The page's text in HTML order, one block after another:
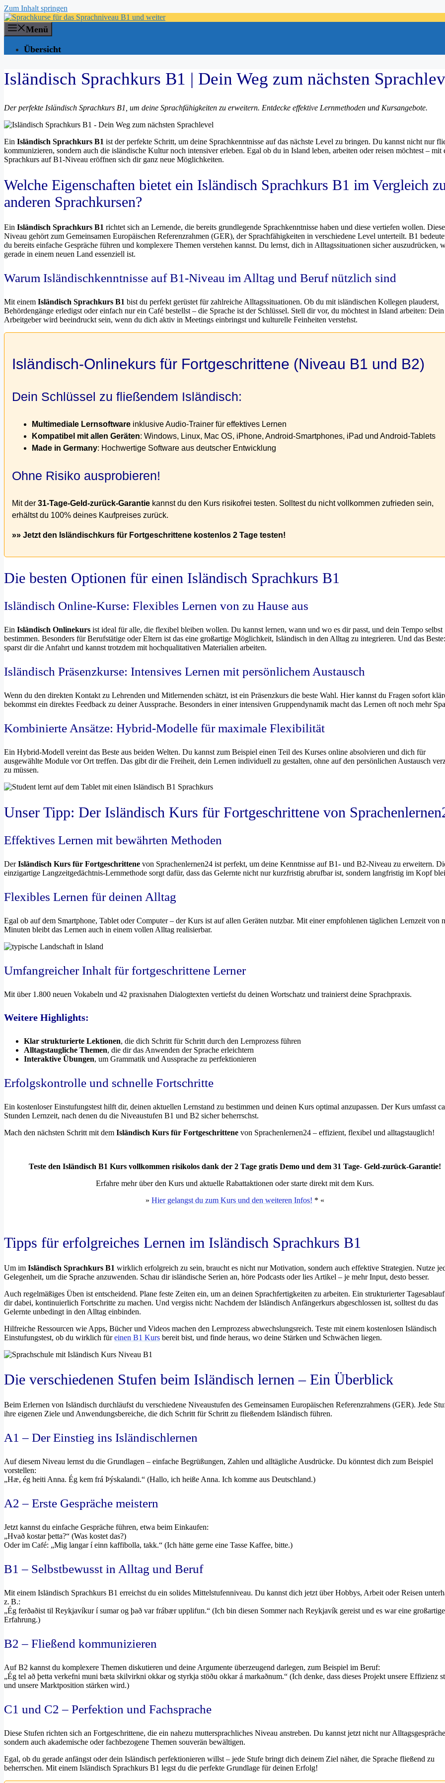
Zum Inhalt springen
Menü
Übersicht
Isländisch Sprachkurs B1 | Dein Weg zum nächsten
Der perfekte Isländisch Sprachkurs B1, um deine Sprachfähigkeiten zu erweitern. Entdecke effektive Lernmethoden und Kursangebote.
Ein Isländisch Sprachkurs B1 ist der perfekte Schritt, um deine Sprachkenntnisse auf das nächste Level zu bringen. Du kannst nicht nur
kommunizieren, sondern auch die isländische Kultur noch intensiver erleben. Egal ob du in Island leben, arbeiten oder reisen möchtest – mit
Sprachkurs auf B1-Niveau eröffnen sich dir ganz neue Möglichkeiten.
Welche Eigenschaften bietet ein Isländisch Sprachkurs B1 im Vergleich
anderen Sprachkursen?
Ein Isländisch Sprachkurs B1 richtet sich an Lernende, die bereits grundlegende Sprachkenntnisse haben und diese vertiefen wollen.
Niveau gehört zum Gemeinsamen Europäischen Referenzrahmen (GER), der Sprachfähigkeiten in verschiedene Level unterteilt. B1
du bereits einfache Gespräche führen und komplexere Themen verstehen kannst. Du lernst, dich in Alltagssituationen sicher auszudrücken,
gerade in einem neuen Land essenziell ist.
Warum Isländischkenntnisse auf B1-Niveau im Alltag und Beruf nützlich sind
Mit einem Isländisch Sprachkurs B1 bist du perfekt gerüstet für zahlreiche Alltagssituationen. Ob du mit isländischen Kollegen plauderst,
Behördengänge erledigst oder einfach nur ein Café bestellst – die Sprache ist der Schlüssel. Stell dir vor, du möchtest in Island arbeiten: Dein
Arbeitgeber wird beeindruckt sein, wenn du dich aktiv in Meetings einbringst und kulturelle Feinheiten verstehst.
Isländisch-Onlinekurs für Fortgeschrittene (Niveau B1 und B2)
Dein Schlüssel zu fließendem Isländisch:
Multimediale Lernsoftware inklusive Audio-Trainer für effektives Lernen
Kompatibel mit allen Geräten: Windows, Linux, Mac OS, iPhone, Android-Smartphones, iPad und Android-Tablets
Made in Germany: Hochwertige Software aus deutscher Entwicklung
Ohne Risiko ausprobieren!
Mit der 31-Tage-Geld-zurück-Garantie kannst du den Kurs risikofrei testen. Solltest du nicht vollkommen zufrieden sein,
erhältst du 100% deines Kaufpreises zurück.
»» Jetzt den Isländischkurs für Fortgeschrittene kostenlos 2 Tage testen!
Die besten Optionen für einen Isländisch Sprachkurs B1
Isländisch Online-Kurse: Flexibles Lernen von zu Hause aus
Ein Isländisch Onlinekurs ist ideal für alle, die flexibel bleiben wollen. Du kannst lernen, wann und wo es dir passt, und dein Tempo selbst
bestimmen. Besonders für Berufstätige oder Eltern ist das eine großartige Möglichkeit, Isländisch in den Alltag zu integrieren. Und das
sparst dir die Anfahrt und kannst trotzdem mit hochqualitativen Materialien arbeiten.
Isländisch Präsenzkurse: Intensives Lernen mit persönlichem Austausch
Wenn du den direkten Kontakt zu Lehrenden und Mitlernenden schätzt, ist ein Präsenzkurs die beste Wahl. Hier kannst du Fragen sofort
bekommst ein direktes Feedback zu deiner Aussprache. Besonders in einer intensiven Gruppendynamik macht das Lernen oft noch mehr
Kombinierte Ansätze: Hybrid-Modelle für maximale Flexibilität
Ein Hybrid-Modell vereint das Beste aus beiden Welten. Du kannst zum Beispiel einen Teil des Kurses online absolvieren und dich für
ausgewählte Module vor Ort treffen. Das gibt dir die Freiheit, dein Lernen individuell zu gestalten, ohne auf den persönlichen Austausch
zu müssen.
Unser Tipp: Der Isländisch Kurs für Fortgeschrittene von
Effektives Lernen mit bewährten Methoden
DerIsländisch Kurs für Fortgeschrittene von Sprachenlernen24 ist perfekt, um deine Kenntnisse auf B1- und B2-Niveau zu erweitern.
einzigartige Langzeitgedächtnis-Lernmethode sorgt dafür, dass das Gelernte nicht nur kurzfristig abrufbar ist, sondern langfristig im Kopf
Flexibles Lernen für deinen Alltag
Egal ob auf dem Smartphone, Tablet oder Computer – der Kurs ist auf allen Geräten nutzbar. Mit einer empfohlenen täglichen Lernzeit von
Minuten bleibt das Lernen auch in einem vollen Alltag realisierbar.
Umfangreicher Inhalt für fortgeschrittene Lerner
Mit über 1.800 neuen Vokabeln und 42 praxisnahen Dialogtexten vertiefst du deinen Wortschatz und trainierst deine Sprachpraxis.
Weitere Highlights:
Klar strukturierte Lektionen, die dich Schritt für Schritt durch den Lernprozess führen
Alltagstaugliche Themen, die dir das Anwenden der Sprache erleichtern
Interaktive Übungen, um Grammatik und Aussprache zu perfektionieren
Erfolgskontrolle und schnelle Fortschritte
Ein kostenloser Einstufungstest hilft dir, deinen aktuellen Lernstand zu bestimmen und deinen Kurs optimal anzupassen. Der Kurs umfasst
Stunden Lernzeit, nach denen du die Niveaustufen B1 und B2 sicher beherrschst.
Mach den nächsten Schritt mit dem Isländisch Kurs für Fortgeschrittene von Sprachenlernen24 – effizient, flexibel und alltagstauglich!
Teste den Isländisch B1 Kurs vollkommen risikolos dank der 2 Tage gratis Demo und dem 31 Tage- Geld-zurück-Garantie!
Erfahre mehr über den Kurs und aktuelle Rabattaktionen oder starte direkt mit dem Kurs.
» Hier gelangst du zum Kurs und den weiteren Infos! * «
Tipps für erfolgreiches Lernen im Isländisch Sprachkurs B1
Um im Isländisch Sprachkurs B1 wirklich erfolgreich zu sein, braucht es nicht nur Motivation, sondern auch effektive Strategien. Nutze
Gelegenheit, um die Sprache anzuwenden. Schau dir isländische Serien an, höre Podcasts oder lies Artikel – je mehr Input, desto besser.
Auch regelmäßiges Üben ist entscheidend. Plane feste Zeiten ein, um an deinen Sprachfertigkeiten zu arbeiten. Ein strukturierter
dir dabei, kontinuierlich Fortschritte zu machen. Und vergiss nicht: Nachdem der Isländisch Anfängerkurs abgeschlossen ist, solltest du das
Gelernte unbedingt in den Alltag einbinden.
Hilfreiche Ressourcen wie Apps, Bücher und Videos machen den Lernprozess abwechslungsreich. Teste mit einem kostenlosen Isländisch
Einstufungstest, ob du wirklich füreinen B1 Kurs bereit bist, und finde heraus, wo deine Stärken und Schwächen liegen.
Die verschiedenen Stufen beim Isländisch lernen – Ein Überblick
Beim Erlernen von Isländisch durchläufst du verschiedene Niveaustufen des Gemeinsamen Europäischen Referenzrahmens (GER). Jede
ihre eigenen Ziele und Anwendungsbereiche, die dich Schritt für Schritt zu fließendem Isländisch führen.
A1 – Der Einstieg ins Isländischlernen
Auf diesem Niveau lernst du die Grundlagen – einfache Begrüßungen, Zahlen und alltägliche Ausdrücke. Du könntest dich zum Beispiel
vorstellen:
„Hæ, ég heiti Anna. Ég kem frá Þýskalandi.“ (Hallo, ich heiße Anna. Ich komme aus Deutschland.)
A2 – Erste Gespräche meistern
Jetzt kannst du einfache Gespräche führen, etwa beim Einkaufen:
„Hvað kostar þetta?“ (Was kostet das?)
Oder im Café: „Mig langar í einn kaffibolla, takk.“ (Ich hätte gerne eine Tasse Kaffee, bitte.)
B1 – Selbstbewusst in Alltag und Beruf
Mit einem Isländisch Sprachkurs B1 erreichst du ein solides Mittelstufenniveau. Du kannst dich jetzt über Hobbys, Arbeit oder Reisen
z. B.:
„Ég ferðaðist til Reykjavíkur í sumar og það var frábær upplifun.“ (Ich bin diesen Sommer nach Reykjavík gereist und es war eine großartige
Erfahrung.)
B2 – Fließend kommunizieren
Auf B2 kannst du komplexere Themen diskutieren und deine Argumente überzeugend darlegen, zum Beispiel im Beruf:
„Ég tel að þetta verkefni muni bæta skilvirkni okkar og styrkja stöðu okkar á markaðnum.“ (Ich denke, dass dieses Projekt unsere Effizienz
und unsere Marktposition stärken wird.)
C1 und C2 – Perfektion und Fachsprache
Diese Stufen richten sich an Fortgeschrittene, die ein nahezu muttersprachliches Niveau anstreben. Du kannst jetzt nicht nur
sondern auch akademische oder fachbezogene Themen souverän bewältigen.
Egal, ob du gerade anfängst oder dein Isländisch perfektionieren willst – jede Stufe bringt dich deinem Ziel näher, die Sprache fließend zu
beherrschen. Mit einem Isländisch Sprachkurs B1 legst du die perfekte Grundlage für deinen Erfolg!